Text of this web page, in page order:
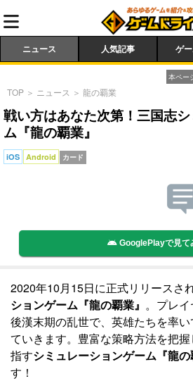
ニュース 人気記事 ゲ
本ペー
TOP ＞ ニュース ＞ 龍の覇業
戦い方はあなた次第！三国志
ム『龍の覇業』
iOS Android カード
GooglePlayで見て
2020年10月15日に正式リリースさ
ションゲーム『龍の覇業』 。プレ
後漢末期の乱世で、英雄たちを率
ていきます。豊富な策略方法を把
指すシミュレーションゲーム『龍の
す！